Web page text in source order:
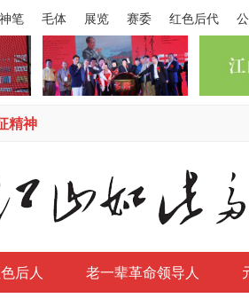
笔 毛体 展览 赛委 红色后代
精神
后人 老一辈革命领导人